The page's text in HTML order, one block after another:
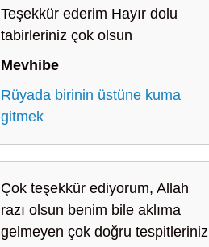
Teşekkür ederim Hayır dolu
tabirleriniz çok olsun
Mevhibe
Rüyada birinin üstüne kuma
gitmek
Çok teşekkür ediyorum, Allah
razı olsun benim bile aklıma
gelmeyen çok doğru tespitleriniz